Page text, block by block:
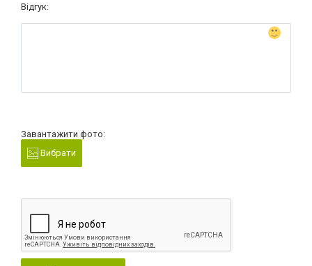
Відгук:
Завантажити фото:
Вибрати